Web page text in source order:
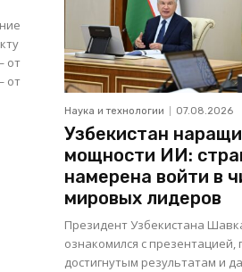
Наука и технологии 07.08.2026
Узбекистан
мощности ИИ:
намерена войти в
мировых лидеров
Президент Узбекистана
ознакомился с
достигнутым результатам и